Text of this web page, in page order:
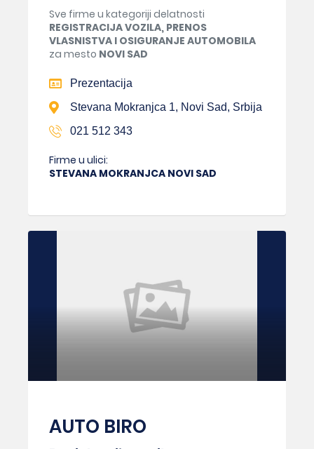
Sve firme u kategoriji delatnosti
REGISTRACIJA VOZILA, PRENOS
VLASNISTVA I OSIGURANJE AUTOMOBILA
za mesto NOVI SAD
Prezentacija
Stevana Mokranjca 1, Novi Sad, Srbija
021 512 343
Firme u ulici:
STEVANA MOKRANJCA NOVI SAD
AUTO BIRO